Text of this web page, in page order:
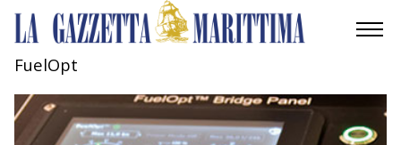
AMBIENTE
MOBILITÀ
FuelOpt